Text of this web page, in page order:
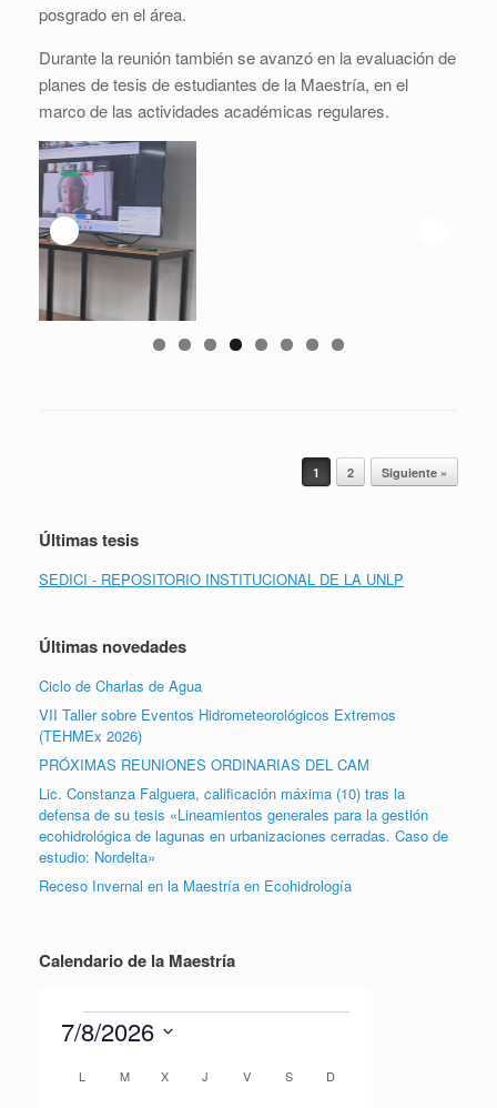
posgrado en el área.
Durante la reunión también se avanzó en la evaluación de
planes de tesis de estudiantes de la Maestría, en el
marco de las actividades académicas regulares.
1 2 Siguiente »
Últimas tesis
SEDICI - REPOSITORIO INSTITUCIONAL DE LA UNLP
Últimas novedades
Ciclo de Charlas de Agua
VII Taller sobre Eventos Hidrometeorológicos Extremos
(TEHMEx 2026)
PRÓXIMAS REUNIONES ORDINARIAS DEL CAM
Lic. Constanza Falguera, calificación máxima (10) tras la
defensa de su tesis «Lineamientos generales para la gestión
ecohidrológica de lagunas en urbanizaciones cerradas. Caso de
estudio: Nordelta»
Receso Invernal en la Maestría en Ecohidrología
Calendario de la Maestría